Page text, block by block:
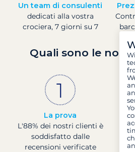
Un team di consulenti
dedicati alla vostra
crociera, 7 giorni su 7
Quali sono le
La prova
L'88% dei nostri clienti è
soddisfatto dalle
recensioni verificate